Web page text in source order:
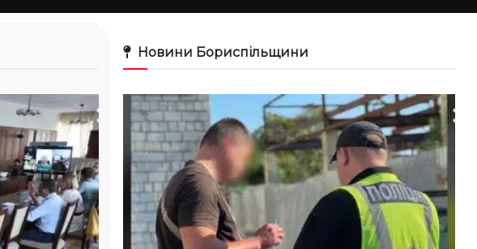
Новини Бориспільщини